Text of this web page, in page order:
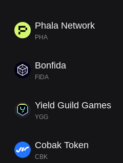
Phala Network
PHA
Bonfida
FIDA
Yield Guild Games
YGG
Cobak Token
CBK